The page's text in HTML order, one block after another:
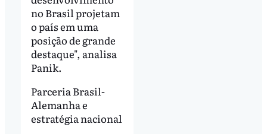
no Brasil projetam
o país em uma
posição de grande
destaque", analisa
Panik.
Parceria Brasil-
Alemanha e
estratégia nacional